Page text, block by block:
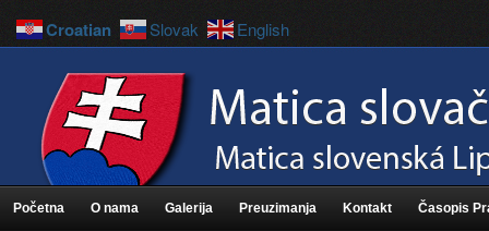
Početna O nama Galerija Preuzimanja Kontakt Časopis
Croatian Slovak English